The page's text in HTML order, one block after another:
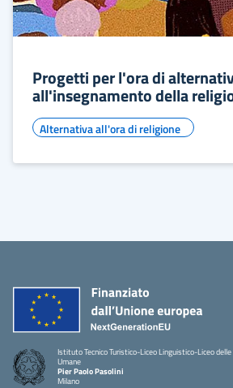
Progetti per l'ora di
all'insegnamento della
Alternativa all'ora di religione
Istituto Tecnico Turistico-Liceo Linguistico-Liceo delle
Umane
Pier Paolo Pasolini
Milano